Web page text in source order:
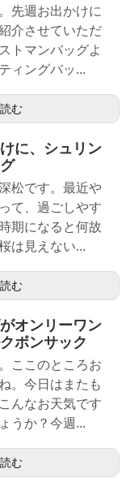
先週お出かけに
介させていただ
トマンバッグよ
ィングバッ...
む
に、シュリン
松です。最近や
て、過ごしやす
期になると何故
は見えない...
む
オンリーワン
ボンサック
ここのところお
。今日はまたも
んなお天気です
うか？今週...
む